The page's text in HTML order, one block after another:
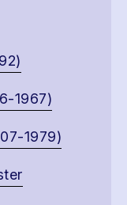
1967)
1979)